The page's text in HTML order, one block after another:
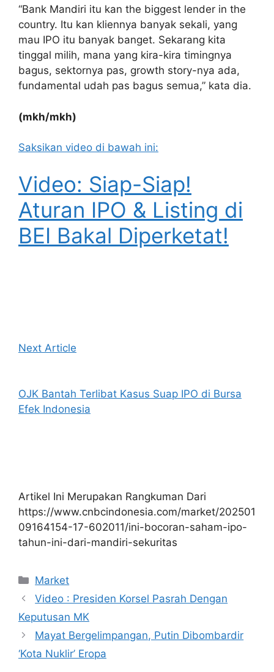
“Bank Mandiri itu kan the biggest lender in the
country. Itu kan kliennya banyak sekali, yang
mau IPO itu banyak banget. Sekarang kita
tinggal milih, mana yang kira-kira timingnya
bagus, sektornya pas, growth story-nya ada,
fundamental udah pas bagus semua,” kata dia.
(mkh/mkh)
Saksikan video di bawah ini:
Video: Siap-Siap!
Aturan IPO & Listing di
BEI Bakal Diperketat!
Next Article
OJK Bantah Terlibat Kasus Suap IPO di Bursa
Efek Indonesia
Artikel Ini Merupakan Rangkuman Dari
https://www.cnbcindonesia.com/market/202501
09164154-17-602011/ini-bocoran-saham-ipo-
tahun-ini-dari-mandiri-sekuritas
Kategori
Market
Video : Presiden Korsel Pasrah Dengan
Keputusan MK
Mayat Bergelimpangan, Putin Dibombardir
‘Kota Nuklir’ Eropa